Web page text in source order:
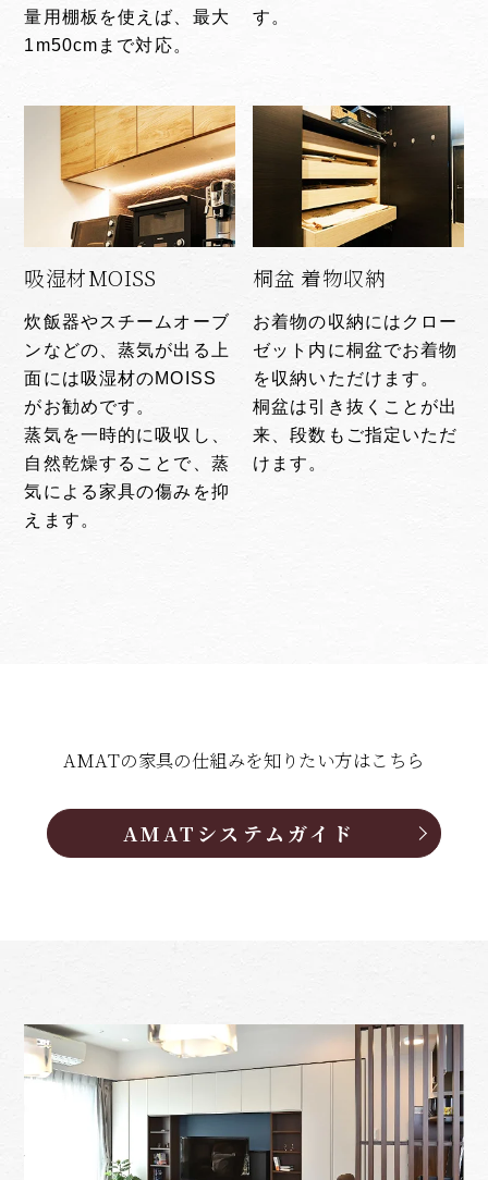
量用棚板を使えば、最大
1m50cmまで対応。
す。
吸湿材MOISS
炊飯器やスチームオーブ
ンなどの、蒸気が出る上
面には吸湿材のMOISS
がお勧めです。
蒸気を一時的に吸収し、
自然乾燥することで、蒸
気による家具の傷みを抑
えます。
桐盆 着物収納
お着物の収納にはクロー
ゼット内に桐盆でお着物
を収納いただけます。
桐盆は引き抜くことが出
来、段数もご指定いただ
けます。
AMATの家具の仕組みを知りたい方はこちら
AMATシステムガイド